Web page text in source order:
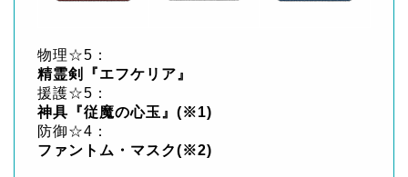
物理☆5：
精霊剣『エフケリア』
援護☆5：
神具『従魔の心玉』(※1)
防御☆4：
ファントム・マスク(※2)